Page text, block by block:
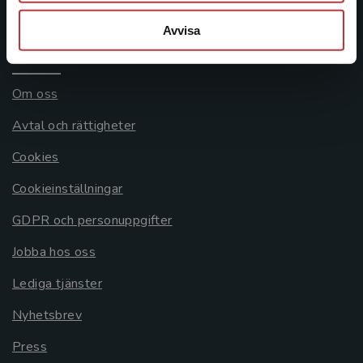
Avvisa
Systemkrav
Allmänna länkar
Om oss
Avtal och rättigheter
Cookies
Cookieinställningar
GDPR och personuppgifter
Jobba hos oss
Lediga tjänster
Nyhetsbrev
Press